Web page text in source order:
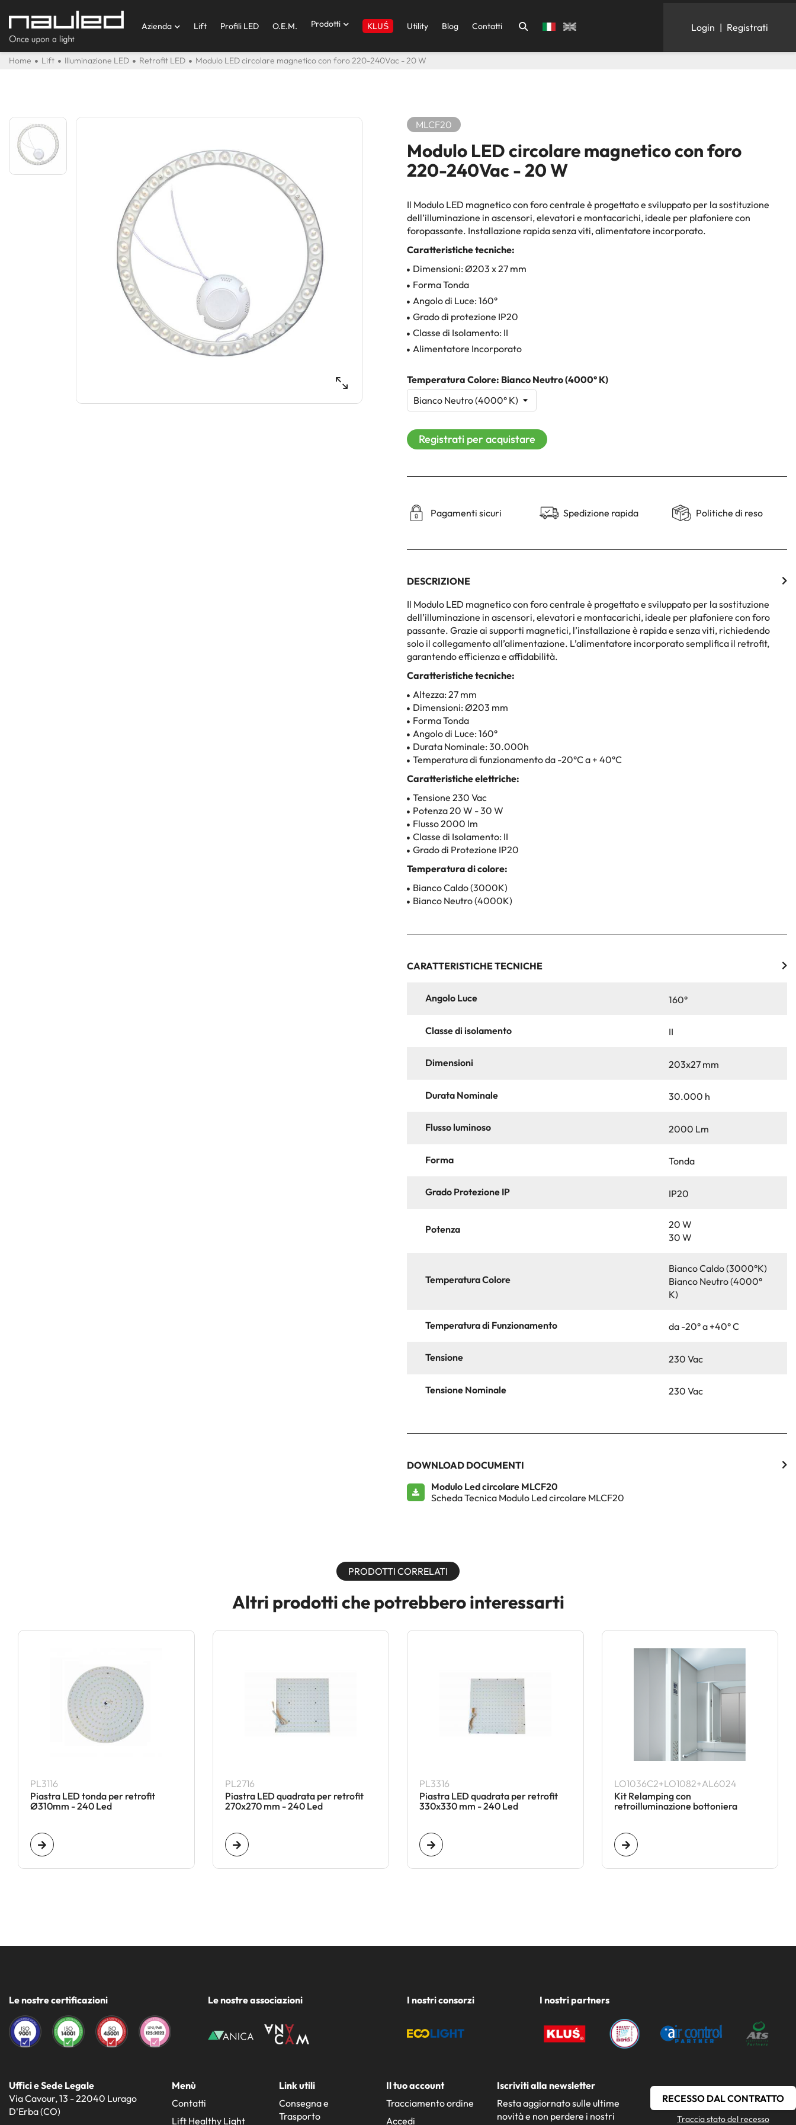
Azienda Lift Profili LED O.E.M. Prodotti KLUŚ Utility Blog Contatti Login | Registrati
Home Lift Illuminazione LED Retrofit LED Modulo LED circolare magnetico con foro 220-240Vac - 20 W
MLCF20
Modulo LED circolare magnetico con foro
220-240Vac - 20 W
Il Modulo LED magnetico con foro centrale è progettato e sviluppato per la sostituzione
dell’illuminazione in ascensori, elevatori e montacarichi, ideale per plafoniere con
foropassante. Installazione rapida senza viti, alimentatore incorporato.
Caratteristiche tecniche:
Dimensioni: Ø203 x 27 mm
Forma Tonda
Angolo di Luce: 160°
Grado di protezione IP20
Classe di Isolamento: II
Alimentatore Incorporato
Temperatura Colore: Bianco Neutro (4000° K)
Registrati per acquistare
Pagamenti sicuri Spedizione rapida Politiche di reso
DESCRIZIONE
Il Modulo LED magnetico con foro centrale è progettato e sviluppato per la sostituzione
dell’illuminazione in ascensori, elevatori e montacarichi, ideale per plafoniere con foro
passante. Grazie ai supporti magnetici, l’installazione è rapida e senza viti, richiedendo
solo il collegamento all’alimentazione. L’alimentatore incorporato semplifica il retrofit,
garantendo efficienza e affidabilità.
Caratteristiche tecniche:
Altezza: 27 mm
Dimensioni: Ø203 mm
Forma Tonda
Angolo di Luce: 160°
Durata Nominale: 30.000h
Temperatura di funzionamento da -20°C a + 40°C
Caratteristiche elettriche:
Tensione 230 Vac
Potenza 20 W - 30 W
Flusso 2000 lm
Classe di Isolamento: II
Grado di Protezione IP20
Temperatura di colore:
Bianco Caldo (3000K)
Bianco Neutro (4000K)
CARATTERISTICHE TECNICHE
Angolo Luce 160°
Classe di isolamento II
Dimensioni 203x27 mm
Durata Nominale 30.000 h
Flusso luminoso 2000 Lm
Forma Tonda
Grado Protezione IP IP20
Potenza
20 W
30 W
Temperatura Colore
Bianco Caldo (3000°K)
Bianco Neutro (4000°
K)
Temperatura di Funzionamento da -20° a +40° C
Tensione 230 Vac
Tensione Nominale 230 Vac
DOWNLOAD DOCUMENTI
Modulo Led circolare MLCF20
Scheda Tecnica Modulo Led circolare MLCF20
PRODOTTI CORRELATI
Altri prodotti che potrebbero interessarti
PL3116
Piastra LED tonda per retrofit
Ø310mm - 240 Led
PL2716
Piastra LED quadrata per retrofit
270x270 mm - 240 Led
PL3316
Piastra LED quadrata per retrofit
330x330 mm - 240 Led
LO1036C2+LO1082+AL6024
Kit Relamping con
retroilluminazione bottoniera
Le nostre certificazioni Le nostre associazioni I nostri consorzi I nostri partners
Uffici e Sede Legale
Via Cavour, 13 - 22040 Lurago
D'Erba (CO)
Menù
Contatti
Lift Healthy Light
Link utili
Consegna e
Trasporto
Il tuo account
Tracciamento ordine
Accedi
Iscriviti alla newsletter
Resta aggiornato sulle ultime
novità e non perdere i nostri
RECESSO DAL CONTRATTO
Traccia stato del recesso